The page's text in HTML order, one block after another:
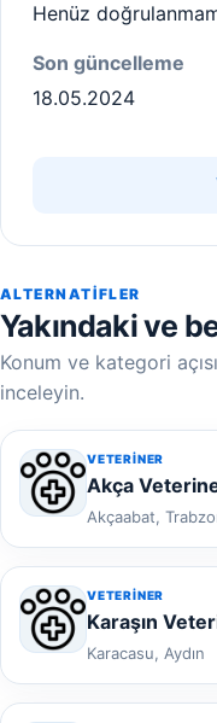
Henüz
Son güncelleme
18.05.2024
ALTERNATIFLER
Yakındaki ve
Konum ve kategori
inceleyin.
VETERINER
Akça
Akçaabat,
VETERINER
Karaşın
Karacasu, Aydın